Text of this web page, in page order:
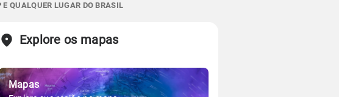
QUALQUER LUGAR DO BRASIL
Explore os mapas
Mapas